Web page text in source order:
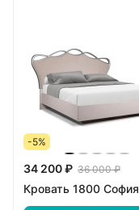
-5%
34 200 ₽ 36 000 ₽
Кровать 1800 София